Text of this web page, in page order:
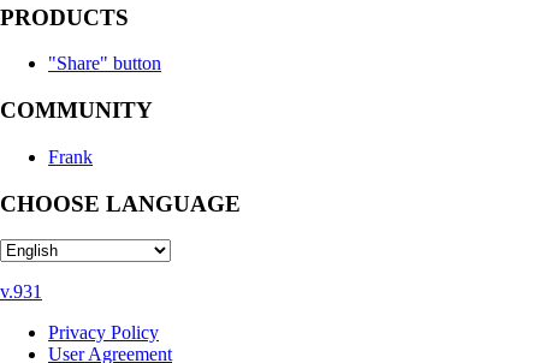
PRODUCTS
"Share" button
COMMUNITY
Frank
CHOOSE LANGUAGE
v.931
Privacy Policy
User Agreement